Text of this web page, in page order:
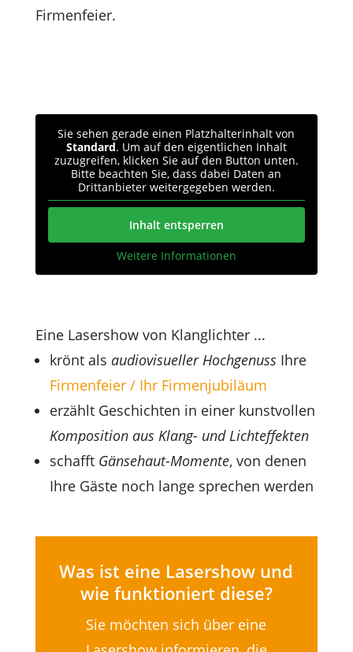
Firmenfeier.
Sie sehen gerade einen Platzhalterinhalt von
Standard. Um auf den eigentlichen Inhalt
zuzugreifen, klicken Sie auf den Button unten.
Bitte beachten Sie, dass dabei Daten an
Drittanbieter weitergegeben werden.
Inhalt entsperren
Weitere Informationen
Eine Lasershow von Klanglichter ...
krönt als audiovisueller HochgenussIhre
Firmenfeier / Ihr Firmenjubiläum
erzählt Geschichten in einer kunstvollen
Komposition aus Klang- und Lichteffekten
schafft Gänsehaut-Momente, von denen
Ihre Gäste noch lange sprechen werden
Was ist eine Lasershow und
wie funktioniert diese?
Sie möchten sich über eine